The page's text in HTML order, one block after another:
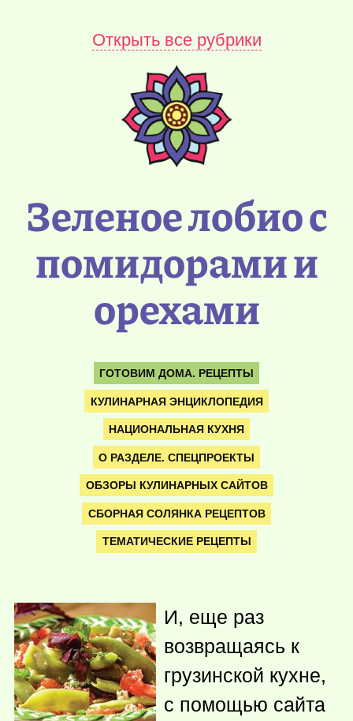
Открыть все рубрики
Зеленое лобио с
помидорами и
орехами
ГОТОВИМ ДОМА. РЕЦЕПТЫ
КУЛИНАРНАЯ ЭНЦИКЛОПЕДИЯ
НАЦИОНАЛЬНАЯ КУХНЯ
О РАЗДЕЛЕ. СПЕЦПРОЕКТЫ
ОБЗОРЫ КУЛИНАРНЫХ САЙТОВ
СБОРНАЯ СОЛЯНКА РЕЦЕПТОВ
ТЕМАТИЧЕСКИЕ РЕЦЕПТЫ
И, еще раз
возвращаясь к
грузинской кухне,
с помощью сайта